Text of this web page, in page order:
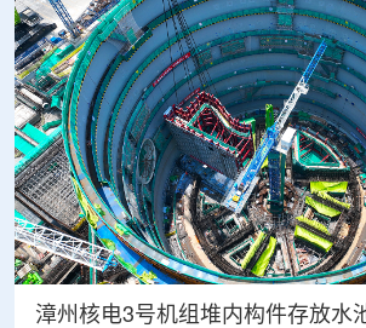
漳州核电3号机组堆内构件存放水